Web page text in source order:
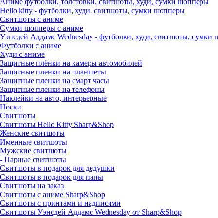
Аниме футболки, толстовки, свитшоты, худи, сумки шопперы
Hello kitty - футболки, худи, свитшоты, сумки шопперы
Свитшоты с аниме
Сумки шопперы с аниме
Уэнсдей Аддамс Wednesday - футболки, худи, свитшоты, сумки
Футболки с аниме
Худи с аниме
Защитные плёнки на камеры автомобилей
Защитные пленки на планшеты
Защитные пленки на смарт часы
Защитные пленки на телефоны
Наклейки на авто, интерьерные
Носки
Свитшоты
Cвитшоты Hello Kitty Sharp&Shop
Женские свитшоты
Именные свитшоты
Мужские свитшоты
- Парные свитшоты
Свитшоты в подарок для дедушки
Свитшоты в подарок для папы
Свитшоты на заказ
Свитшоты с аниме Sharp&Shop
Свитшоты с принтами и надписями
Свитшоты Уэнсдей Аддамс Wednesday от Sharp&Shop